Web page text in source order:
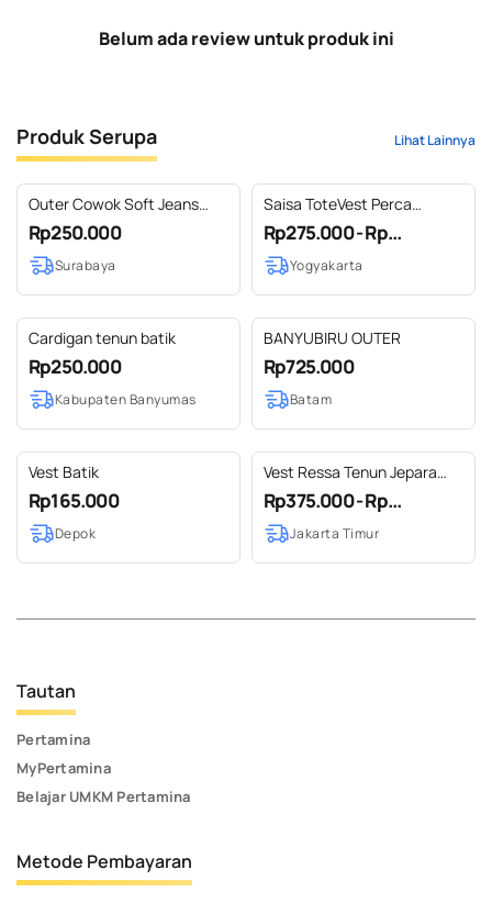
Belum ada review untuk produk ini
Produk Serupa Lihat Lainnya
Outer Cowok Soft Jeans
Kombinasi (01)
Rp250.000
Surabaya
Saisa ToteVest Perca
Totebag + Rompi Wanita
Batik Jumputan mix Tenun
Lurik by Dea Modis
Rp275.000 - Rp...
Yogyakarta
Cardigan tenun batik
Rp250.000
Kabupaten Banyumas
BANYUBIRU OUTER
Rp725.000
Batam
Vest Batik
Rp165.000
Depok
Vest Ressa Tenun Jepara
Fira Kuning Outer Tenun
Modern
Rp375.000 - Rp...
Jakarta Timur
Tautan
Pertamina
MyPertamina
Belajar UMKM Pertamina
Metode Pembayaran